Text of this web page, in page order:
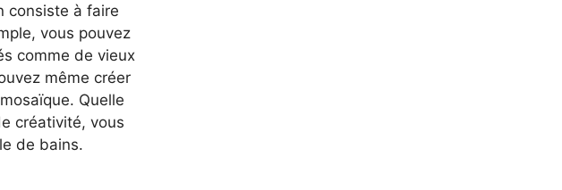
consiste à faire
vous pouvez
comme de vieux
même créer
Quelle
créativité, vous
de bains.